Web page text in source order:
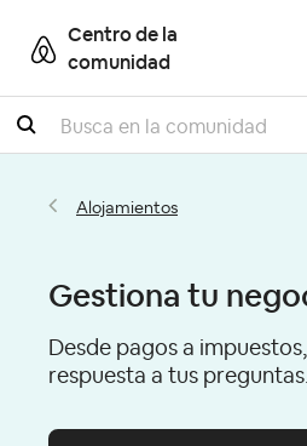
Centro de la
comunidad
Buscar
Alojamientos
Gestiona tu
Desde pagos a
respuesta a tus preguntas.